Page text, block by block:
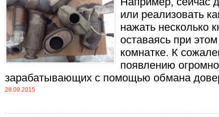
или реализовать
нажать несколько
оставаясь при
комнатке. К
появлению
зарабатывающих с помощью обмана
28.09.2015